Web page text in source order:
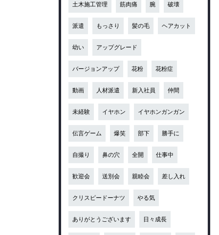
土木施工管理 筋肉痛 腕 破壊
派遣 もっさり 髪の毛 ヘアカット
幼い アップグレード
バージョンアップ 花粉 花粉症
動画 人材派遣 新入社員 仲間
未経験 イヤホン イヤホンガンガン
伝言ゲーム 爆笑 部下 勝手に
自撮り 鼻の穴 全開 仕事中
歓迎会 送別会 親睦会 差し入れ
クリスピードーナツ やる気
ありがとうございます 日々成長